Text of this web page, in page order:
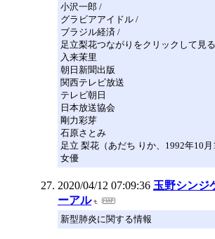
小沢一郎 /
グラビアアイドル /
ブラジル経済 /
足立梨花つながりをクリックして見る
入来茉里
朝日新聞出版
関西テレビ放送
テレビ朝日
日本放送協会
剛力彩芽
石原さとみ
足立 梨花（あだち りか、1992年10
女優
2020/04/12 07:09:36 玉野シンジ
ーアル
新型肺炎に関する情報